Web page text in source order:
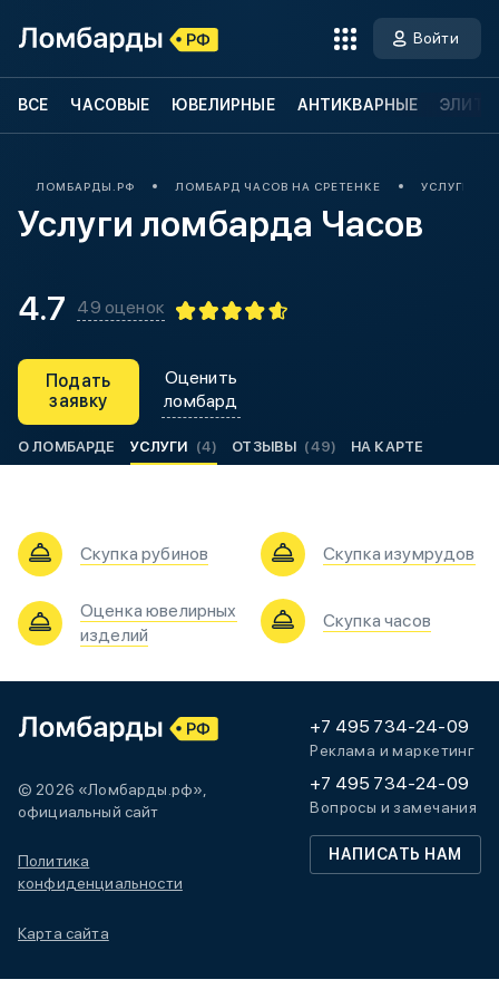
Войти
ВСЕ ЧАСОВЫЕ ЮВЕЛИРНЫЕ АНТИКВАРНЫЕ
ЛОМБАРДЫ.РФ ЛОМБАРД ЧАСОВ НА СРЕТЕНКЕ УСЛУГИ
Услуги ломбарда Часов
4.7 49 оценок
Подать
заявку
Оценить
ломбард
О ЛОМБАРДЕ УСЛУГИ (4) ОТЗЫВЫ (49) НА КАРТЕ
Скупка рубинов Скупка изумрудов
Оценка ювелирных
изделий
Скупка часов
© 2026 «Ломбарды.рф»,
официальный сайт
Политика
конфиденциальности
Карта сайта
+7 495 734-24-09
Реклама и маркетинг
+7 495 734-24-09
Вопросы и замечания
НАПИСАТЬ НАМ